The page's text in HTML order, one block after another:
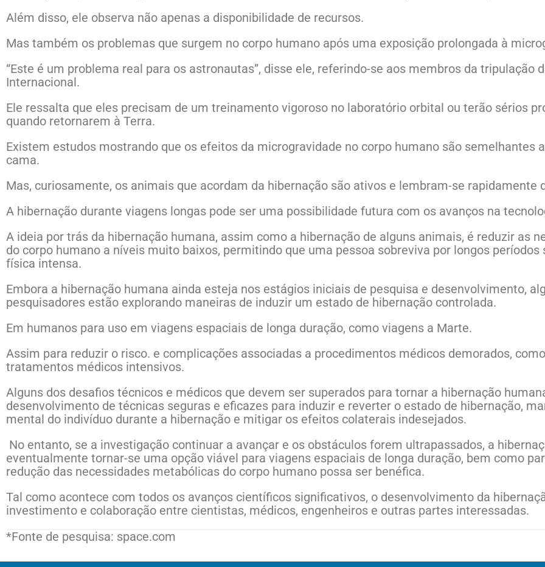
Além disso, ele observa não apenas a disponibilidade de recursos.
Mas também os problemas que surgem no corpo humano após uma exposição prolongada à
“Este é um problema real para os astronautas”, disse ele, referindo-se aos membros da tripulação
Internacional.
Ele ressalta que eles precisam de um treinamento vigoroso no laboratório orbital ou terão sérios
quando retornarem à Terra.
Existem estudos mostrando que os efeitos da microgravidade no corpo humano são semelhantes
cama.
Mas, curiosamente, os animais que acordam da hibernação são ativos e lembram-se rapidamente
A hibernação durante viagens longas pode ser uma possibilidade futura com os avanços na
A ideia por trás da hibernação humana, assim como a hibernação de alguns animais, é reduzir as
do corpo humano a níveis muito baixos, permitindo que uma pessoa sobreviva por longos
física intensa.
Embora a hibernação humana ainda esteja nos estágios iniciais de pesquisa e desenvolvimento,
pesquisadores estão explorando maneiras de induzir um estado de hibernação controlada.
Em humanos para uso em viagens espaciais de longa duração, como viagens a Marte.
Assim para reduzir o risco. e complicações associadas a procedimentos médicos demorados,
tratamentos médicos intensivos.
Alguns dos desafios técnicos e médicos que devem ser superados para tornar a hibernação
desenvolvimento de técnicas seguras e eficazes para induzir e reverter o estado de hibernação,
mental do indivíduo durante a hibernação e mitigar os efeitos colaterais indesejados.
No entanto, se a investigação continuar a avançar e os obstáculos forem ultrapassados, a
eventualmente tornar-se uma opção viável para viagens espaciais de longa duração, bem como
redução das necessidades metabólicas do corpo humano possa ser benéfica.
Tal como acontece com todos os avanços científicos significativos, o desenvolvimento da
investimento e colaboração entre cientistas, médicos, engenheiros e outras partes interessadas.
*Fonte de pesquisa: space.com